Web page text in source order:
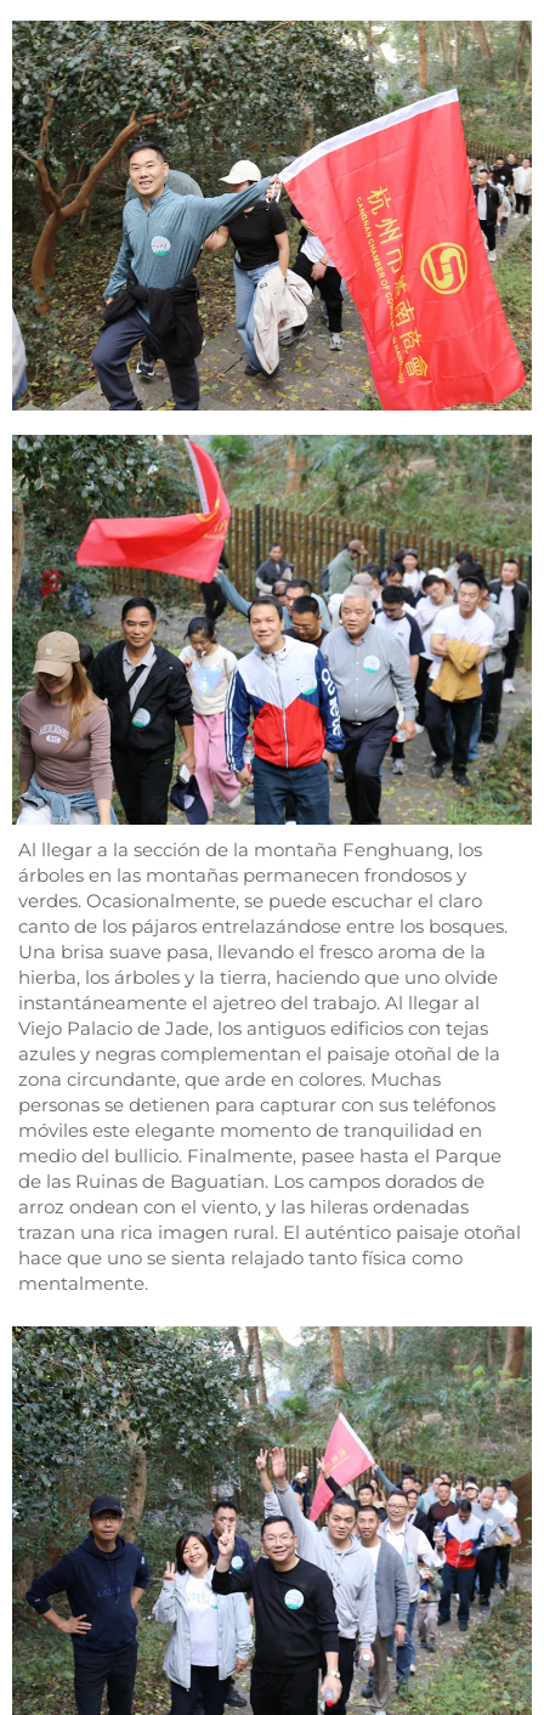
Al llegar a la sección de la montaña Fenghuang, los
árboles en las montañas permanecen frondosos y
verdes. Ocasionalmente, se puede escuchar el claro
canto de los pájaros entrelazándose entre los bosques.
Una brisa suave pasa, llevando el fresco aroma de la
hierba, los árboles y la tierra, haciendo que uno olvide
instantáneamente el ajetreo del trabajo. Al llegar al
Viejo Palacio de Jade, los antiguos edificios con tejas
azules y negras complementan el paisaje otoñal de la
zona circundante, que arde en colores. Muchas
personas se detienen para capturar con sus teléfonos
móviles este elegante momento de tranquilidad en
medio del bullicio. Finalmente, pasee hasta el Parque
de las Ruinas de Baguatian. Los campos dorados de
arroz ondean con el viento, y las hileras ordenadas
trazan una rica imagen rural. El auténtico paisaje otoñal
hace que uno se sienta relajado tanto física como
mentalmente.